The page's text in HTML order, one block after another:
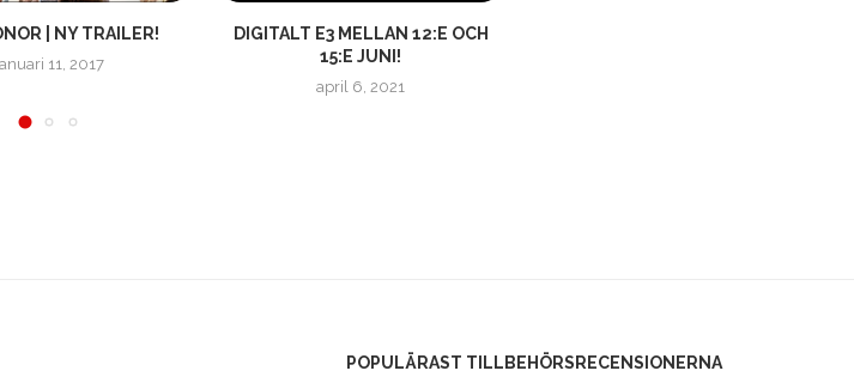
| NY TRAILER!
11, 2017
DIGITALT E3 MELLAN 12:E OCH
15:E JUNI!
april 6, 2021
POPULÄRAST TILLBEHÖRSRECENSIONERNA